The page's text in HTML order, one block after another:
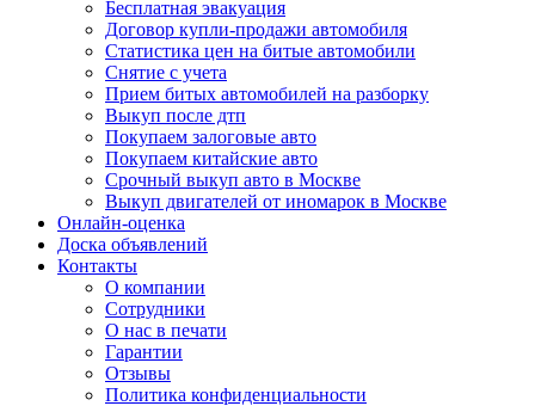
Бесплатная эвакуация
Договор купли-продажи автомобиля
Статистика цен на битые автомобили
Снятие с учета
Прием битых автомобилей на разборку
Выкуп после дтп
Покупаем залоговые авто
Покупаем китайские авто
Срочный выкуп авто в Москве
Выкуп двигателей от иномарок в Москве
Онлайн-оценка
Доска объявлений
Контакты
О компании
Сотрудники
О нас в печати
Гарантии
Отзывы
Политика конфиденциальности